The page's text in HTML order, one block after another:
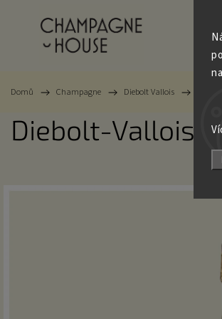
Domů / Champagne / Diebolt Vallois /
Diebolt-Vallois –